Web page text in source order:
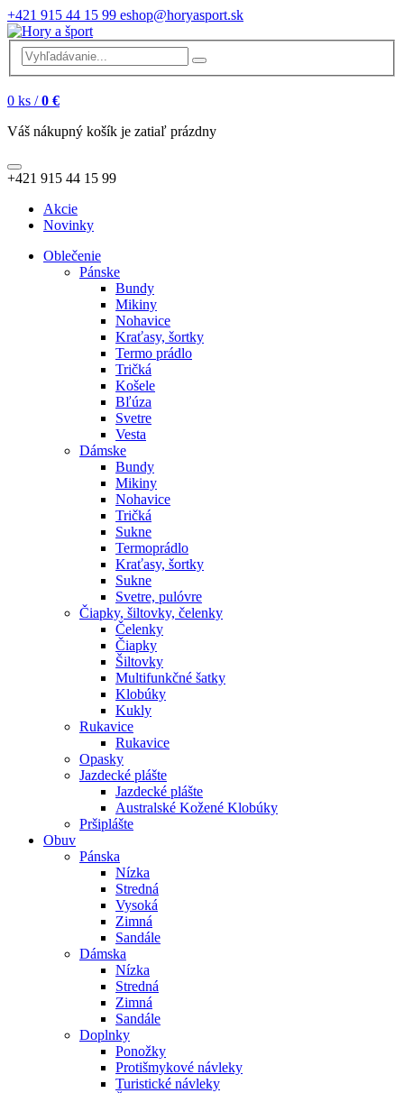
+421 915 44 15 99 eshop@horyasport.sk
0 ks / 0 €
Váš nákupný košík je zatiaľ prázdny
+421 915 44 15 99
Akcie
Novinky
Oblečenie
Pánske
Bundy
Mikiny
Nohavice
Kraťasy, šortky
Termo prádlo
Tričká
Košele
Bľúza
Svetre
Vesta
Dámske
Bundy
Mikiny
Nohavice
Tričká
Sukne
Termoprádlo
Kraťasy, šortky
Sukne
Svetre, pulóvre
Čiapky, šiltovky, čelenky
Čelenky
Čiapky
Šiltovky
Multifunkčné šatky
Klobúky
Kukly
Rukavice
Rukavice
Opasky
Jazdecké plášte
Jazdecké plášte
Australské Kožené Klobúky
Pršiplášte
Obuv
Pánska
Nízka
Stredná
Vysoká
Zimná
Sandále
Dámska
Nízka
Stredná
Zimná
Sandále
Doplnky
Ponožky
Protišmykové návleky
Turistické návleky